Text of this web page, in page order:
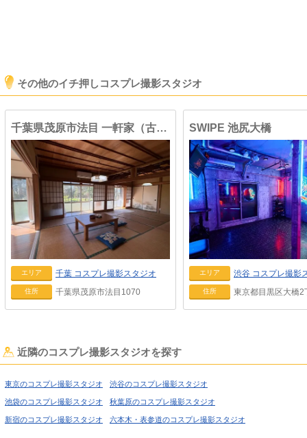
その他のイチ押しコスプレ撮影スタジオ
千葉県茂原市法目 一軒家（古民家）ハウススタジオ①
エリア 千葉 コスプレ撮影スタジオ
住所 千葉県茂原市法目1070
SWIPE 池尻大橋
エリア 渋谷 コスプレ撮影
住所 東京都目黒区大橋2
近隣のコスプレ撮影スタジオを探す
東京のコスプレ撮影スタジオ 渋谷のコスプレ撮影スタジオ
池袋のコスプレ撮影スタジオ 秋葉原のコスプレ撮影スタジオ
新宿のコスプレ撮影スタジオ 六本木・表参道のコスプレ撮影スタジオ